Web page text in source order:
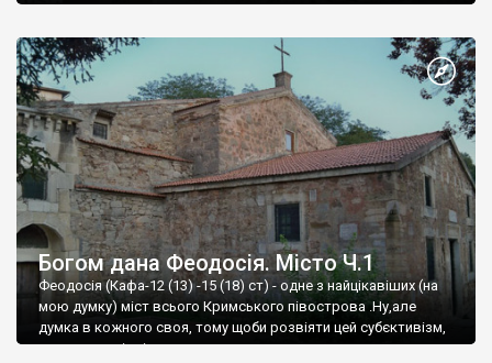
Богом дана Феодосія. Місто Ч.1
Феодосія (Кафа-12 (13) -15 (18) ст) - одне з найцікавіших (на
мою думку) міст всього Кримського півострова .Ну,але
думка в кожного своя, тому щоби розвіяти цей субєктивізм,
запрошую відвідати це